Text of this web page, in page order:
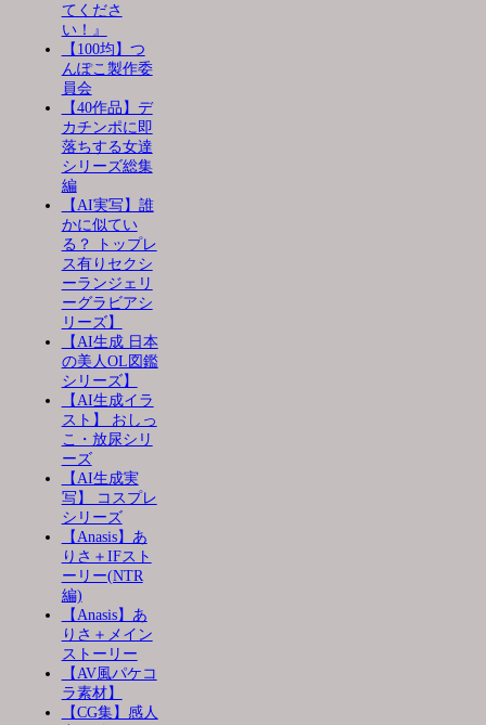
てくださ
い！』
【100均】つ
んぽこ製作委
員会
【40作品】デ
カチンポに即
落ちする女達
シリーズ総集
編
【AI実写】誰
かに似てい
る？ トップレ
ス有りセクシ
ーランジェリ
ーグラビアシ
リーズ】
【AI生成 日本
の美人OL図鑑
シリーズ】
【AI生成イラ
スト】 おしっ
こ・放尿シリ
ーズ
【AI生成実
写】 コスプレ
シリーズ
【Anasis】あ
りさ＋IFスト
ーリー(NTR
編)
【Anasis】あ
りさ＋メイン
ストーリー
【AV風パケコ
ラ素材】
【CG集】感人